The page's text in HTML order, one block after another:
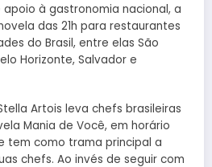
à gastronomia nacional, a
das 21h para restaurantes
do Brasil, entre elas São
Horizonte, Salvador e
Artois leva chefs brasileiras
Mania de Você, em horário
tem como trama principal a
chefs. Ao invés de seguir com